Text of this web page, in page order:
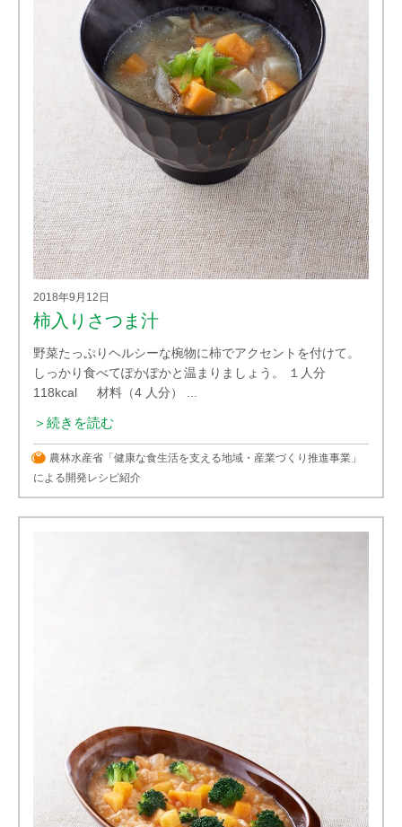
2018年9月12日
柿入りさつま汁
野菜たっぷりヘルシーな椀物に柿でアクセントを付けて。
しっかり食べてぽかぽかと温まりましょう。 １人分
118kcal 材料（4 人分） ...
＞続きを読む
農林水産省「健康な食生活を支える地域・産業づくり推進事業」
による開発レシピ紹介